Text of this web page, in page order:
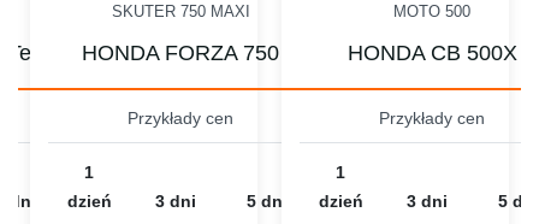
dni
SKUTER 750 MAXI
HONDA FORZA 750
Przykłady cen
1
dzień
3 dni 5 dni
MOTO 500
HONDA CB 500X
Przykłady cen
1
dzień
3 dni 5 dni